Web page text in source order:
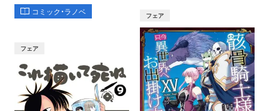
コミック・ラノベ
フェア
フェア